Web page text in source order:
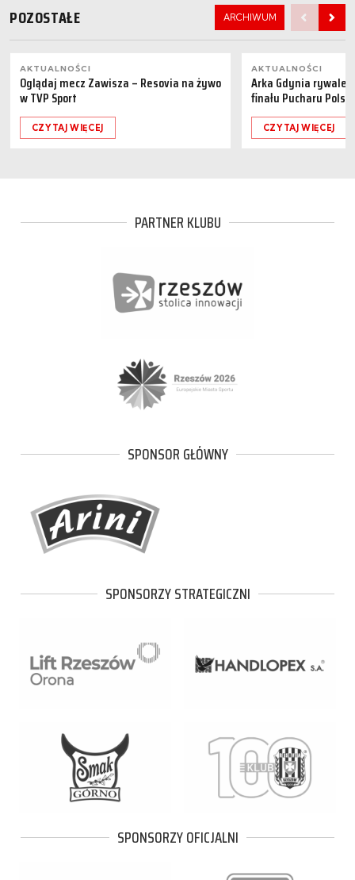
POZOSTAŁE ARCHIWUM
AKTUALNOŚCI
Oglądaj mecz Zawisza – Resovia na żywo
w TVP Sport
CZYTAJ WIĘCEJ
AKTUALNOŚCI
Arka Gdynia
finału Pucharu Polski
CZYTAJ WIĘCEJ
PARTNER KLUBU
SPONSOR GŁÓWNY
SPONSORZY STRATEGICZNI
SPONSORZY OFICJALNI